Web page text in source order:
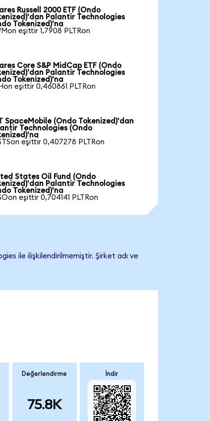
Russell 2000 ETF (Ondo
Palantir Technologies
Tokenized)'na
eşittir 1,7908 PLTRon
Core S&P MidCap ETF (Ondo
Palantir Technologies
Tokenized)'na
eşittir 0,460861 PLTRon
SpaceMobile (Ondo Tokenized)'dan
Technologies (Ondo
eşittir 0,407278 PLTRon
States Oil Fund (Ondo
Palantir Technologies
Tokenized)'na
eşittir 0,704141 PLTRon
ile ilişkilendirilmemiştir. Şirket adı ve
Değerlendirme
75.8K
İndir